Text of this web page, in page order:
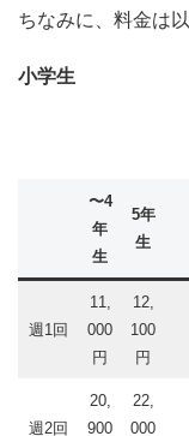
ちなみに、料金は
小学生
〜4
年
生
5年
生
週1回
11,
000
円
12,
100
円
週2回
20,
900
22,
000